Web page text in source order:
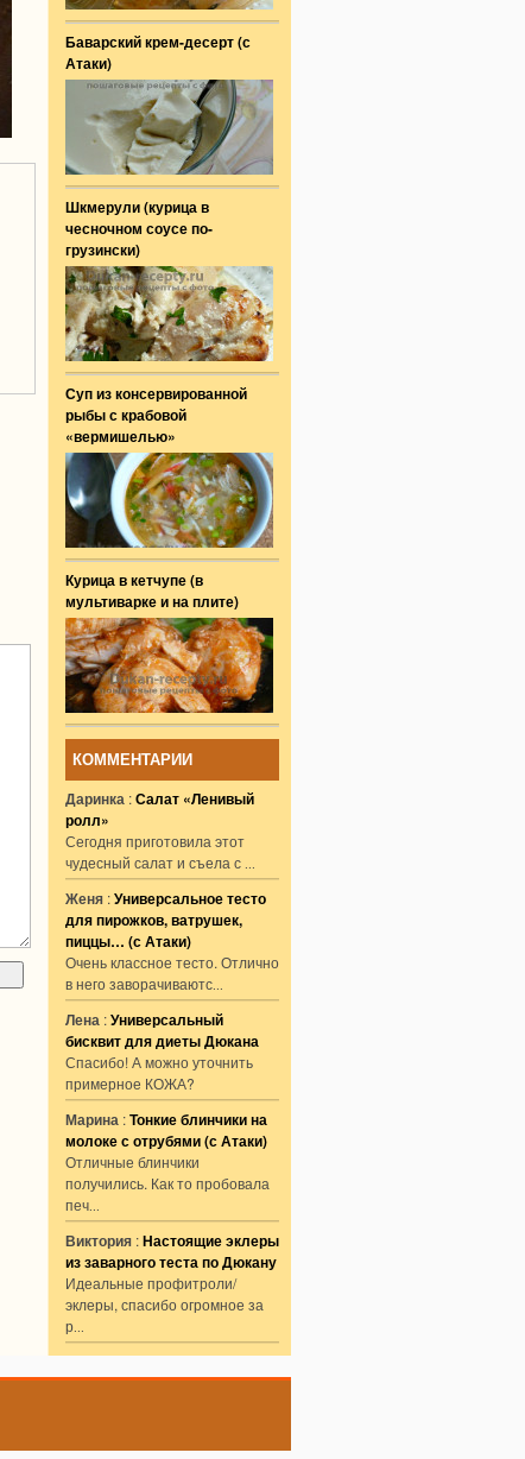
Баварский крем-десерт (с
Атаки)
Шкмерули (курица в
чесночном соусе по-
грузински)
Суп из консервированной
рыбы с крабовой
«вермишелью»
Курица в кетчупе (в
мультиварке и на плите)
КОММЕНТАРИИ
Даринка :Салат «Ленивый
ролл»
Сегодня приготовила этот
чудесный салат и съела с ...
Женя :Универсальное тесто
для пирожков, ватрушек,
пиццы… (с Атаки)
Очень классное тесто. Отлично
в него заворачиваютс...
Лена :Универсальный
бисквит для диеты Дюкана
Спасибо! А можно уточнить
примерное КОЖА?
Марина :Тонкие блинчики на
молоке с отрубями (с Атаки)
Отличные блинчики
получились. Как то пробовала
печ...
Виктория :Настоящие эклеры
из заварного теста по Дюкану
Идеальные профитроли/
эклеры, спасибо огромное за
р...